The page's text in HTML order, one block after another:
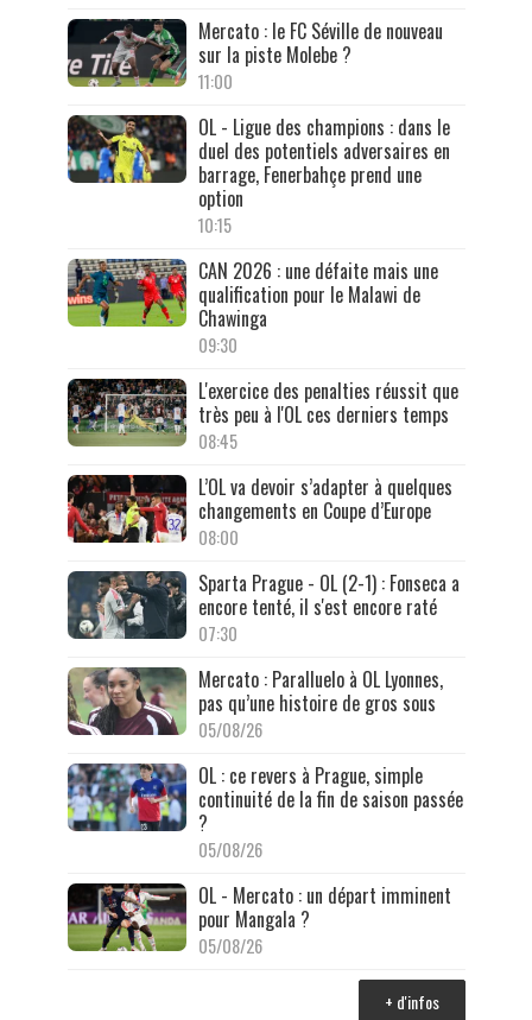
Mercato : le FC Séville de nouveau
sur la piste Molebe ?
11:00
OL - Ligue des champions : dans le
duel des potentiels adversaires en
barrage, Fenerbahçe prend une
option
10:15
CAN 2026 : une défaite mais une
qualification pour le Malawi de
Chawinga
09:30
L'exercice des penalties réussit que
très peu à l'OL ces derniers temps
08:45
L’OL va devoir s’adapter à quelques
changements en Coupe d’Europe
08:00
Sparta Prague - OL (2-1) : Fonseca a
encore tenté, il s'est encore raté
07:30
Mercato : Paralluelo à OL Lyonnes,
pas qu’une histoire de gros sous
05/08/26
OL : ce revers à Prague, simple
continuité de la fin de saison passée
?
05/08/26
OL - Mercato : un départ imminent
pour Mangala ?
05/08/26
+ d'infos